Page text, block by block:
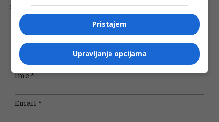
Šta mislite o ovoj temi?
Vaša e-mail adresa neće biti objavljena. Sva polja su
obavezna!
Ime*
Email *
Pristajem
Upravljanje opcijama